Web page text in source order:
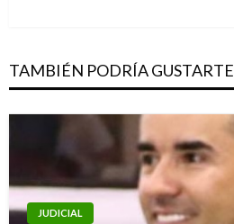
TAMBIÉN PODRÍA GUSTARTE
JUDICIAL